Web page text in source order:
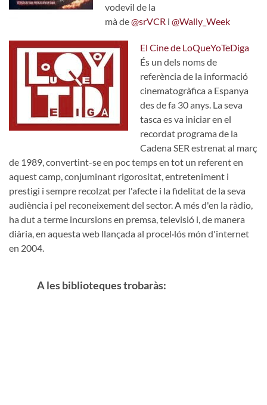
vodevil de la
mà de@srVCR i @Wally_Week
El Cine de LoQueYoTeDiga
És un dels noms de
referència de la informació
cinematogràfica a Espanya
des de fa 30 anys. La seva
tasca es va iniciar en el
recordat programa de la
Cadena SER estrenat al març
de 1989, convertint-se en poc temps en tot un referent en
aquest camp, conjuminant rigorositat, entreteniment i
prestigi i sempre recolzat per l'afecte i la fidelitat de la seva
audiència i pel reconeixement del sector. A més d'en la ràdio,
ha dut a terme incursions en premsa, televisió i, de manera
diària, en aquesta web llançada al procel·lós món d'internet
en 2004.
A les biblioteques trobaràs: